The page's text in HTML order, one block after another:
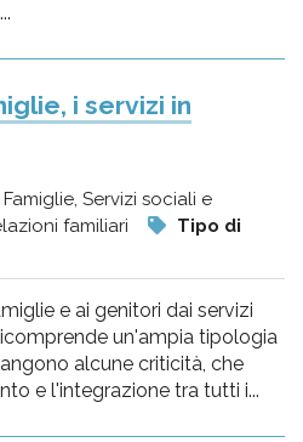
i servizi in
Famiglie, Servizi sociali e
familiari
Tipo di
e ai genitori dai servizi
un'ampia tipologia
alcune criticità, che
e l'integrazione tra tutti i...